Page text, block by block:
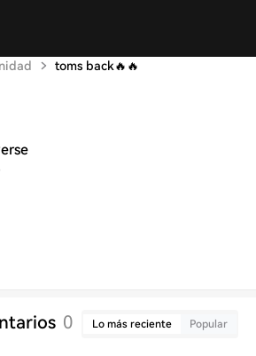
toms back🔥🔥
0 Lo más reciente Popular